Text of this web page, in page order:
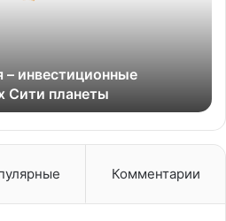
инвестиционные
Сити планеты
Комментарии